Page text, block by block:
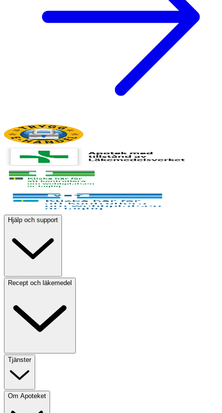
Hjälp och support
Recept och läkemedel
Tjänster
Om Apoteket